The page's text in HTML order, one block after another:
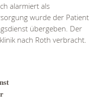
alarmiert als
wurde der Patient
übergeben. Der
nach Roth verbracht.